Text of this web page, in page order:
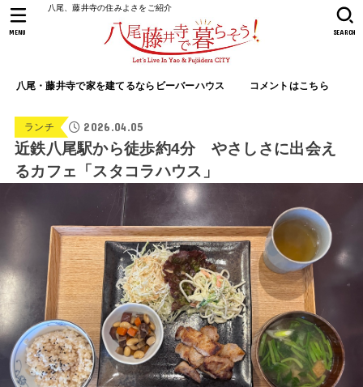
八尾、藤井寺の住みよさをご紹介
八尾・藤井寺で家を建てるならビーバーハウス コメントはこちら
SEARCH
MENU
ランチ 2026.04.05
近鉄八尾駅から徒歩約4分 やさしさに出会え
るカフェ「スタコラハウス」